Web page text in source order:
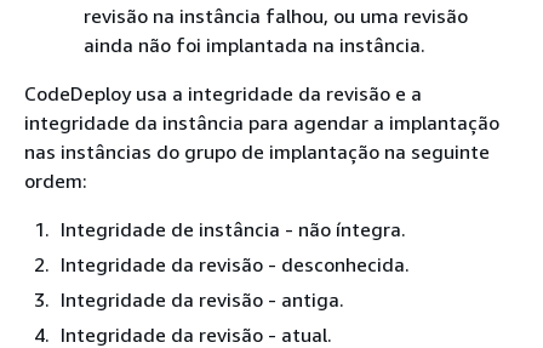
revisão na instância falhou, ou uma revisão
ainda não foi implantada na instância.
CodeDeploy usa a integridade da revisão e a
integridade da instância para agendar a implantação
nas instâncias do grupo de implantação na seguinte
ordem:
Integridade de instância - não íntegra.
Integridade da revisão - desconhecida.
Integridade da revisão - antiga.
Integridade da revisão - atual.